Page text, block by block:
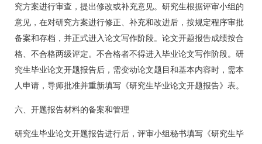
究方案进行审查，提出修改或补充意见。研究生根据评审小组的
意见，在对研究方案进行修正、补充和改进后，按规定程序审批
备案和存档，并正式进入论文写作阶段。论文开题报告成绩按合
格、不合格两级评定。不合格者不得进入毕业论文写作阶段。研
究生毕业论文开题报告后，需变动论文题目和基本内容时，需本
人申请，导师批准并重新填写《研究生毕业论文开题报告》表。
六、开题报告材料的备案和管理
研究生毕业论文开题报告进行后，评审小组秘书填写《研究生毕